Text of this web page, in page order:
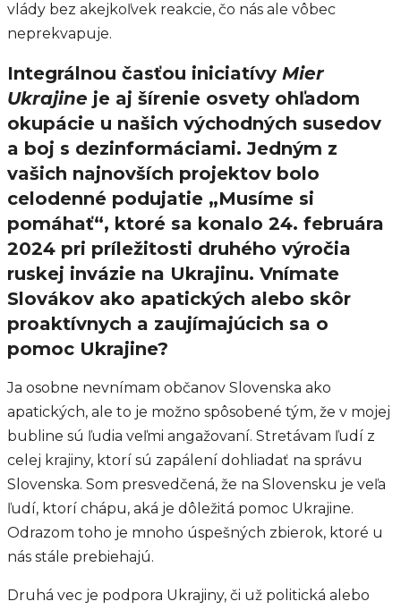
vlády bez akejkoľvek reakcie, čo nás ale vôbec
neprekvapuje.
Integrálnou časťou iniciatívy Mier
Ukrajine je aj šírenie osvety ohľadom
okupácie u našich východných susedov
a boj s dezinformáciami. Jedným z
vašich najnovších projektov bolo
celodenné podujatie „Musíme si
pomáhať“, ktoré sa konalo 24. februára
2024 pri príležitosti druhého výročia
ruskej invázie na Ukrajinu. Vnímate
Slovákov ako apatických alebo skôr
proaktívnych a zaujímajúcich sa o
pomoc Ukrajine?
Ja osobne nevnímam občanov Slovenska ako
apatických, ale to je možno spôsobené tým, že v mojej
bubline sú ľudia veľmi angažovaní. Stretávam ľudí z
celej krajiny, ktorí sú zapálení dohliadať na správu
Slovenska. Som presvedčená, že na Slovensku je veľa
ľudí, ktorí chápu, aká je dôležitá pomoc Ukrajine.
Odrazom toho je mnoho úspešných zbierok, ktoré u
nás stále prebiehajú.
Druhá vec je podpora Ukrajiny, či už politická alebo